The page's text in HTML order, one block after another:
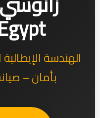
الهندسة
بأمان –